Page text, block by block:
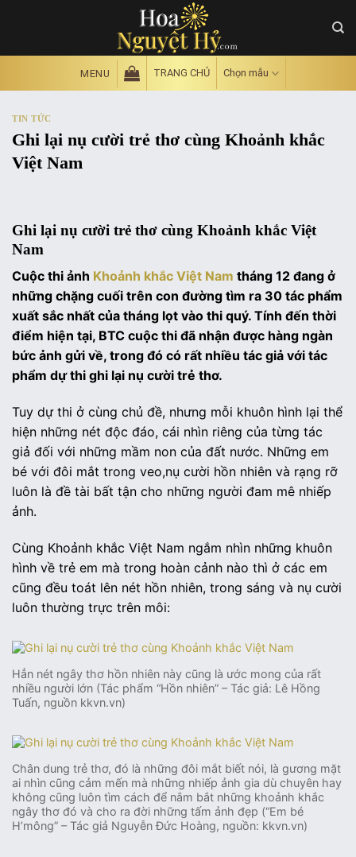
MENU TRANG CHỦ Chọn mẫu
TIN TỨC
Ghi lại nụ cười trẻ thơ cùng Khoảnh khắc
Việt Nam
Ghi lại nụ cười trẻ thơ cùng Khoảnh khắc Việt
Nam
Cuộc thi ảnh Khoảnh khắc Việt Nam tháng 12 đang ở
những chặng cuối trên con đường tìm ra 30 tác phẩm
xuất sắc nhất của tháng lọt vào thi quý. Tính đến thời
điểm hiện tại, BTC cuộc thi đã nhận được hàng ngàn
bức ảnh gửi về, trong đó có rất nhiều tác giả với tác
phẩm dự thi ghi lại nụ cười trẻ thơ.
Tuy dự thi ở cùng chủ đề, nhưng mỗi khuôn hình lại thể
hiện những nét độc đáo, cái nhìn riêng của từng tác
giả đối với những mầm non của đất nước. Những em
bé với đôi mắt trong veo,nụ cười hồn nhiên và rạng rỡ
luôn là đề tài bất tận cho những người đam mê nhiếp
ảnh.
Cùng Khoảnh khắc Việt Nam ngắm nhìn những khuôn
hình về trẻ em mà trong hoàn cảnh nào thì ở các em
cũng đều toát lên nét hồn nhiên, trong sáng và nụ cười
luôn thường trực trên môi:
Hẳn nét ngây thơ hồn nhiên này cũng là ước mong của rất
nhiều người lớn (Tác phẩm “Hồn nhiên” – Tác giả: Lê Hồng
Tuấn, nguồn kkvn.vn)
Chân dung trẻ thơ, đó là những đôi mắt biết nói, là gương mặt
ai nhìn cũng cảm mến mà những nhiếp ảnh gia dù chuyên hay
không cũng luôn tìm cách để nắm bắt những khoảnh khắc
ngây thơ đó và cho ra đời những tấm ảnh đẹp (“Em bé
H’mông” – Tác giả Nguyễn Đức Hoàng, nguồn: kkvn.vn)